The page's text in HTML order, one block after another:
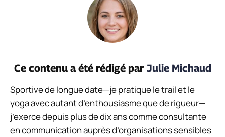
Ce contenu a été rédigé par Julie Michaud
Sportive de longue date—je pratique le trail et le
yoga avec autant d’enthousiasme que de rigueur—
j’exerce depuis plus de dix ans comme consultante
en communication auprès d’organisations sensibles